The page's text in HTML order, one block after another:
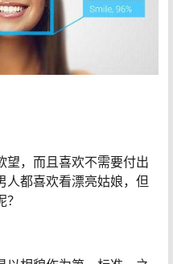
望，而且喜欢不需要付出
人都喜欢看漂亮姑娘，但